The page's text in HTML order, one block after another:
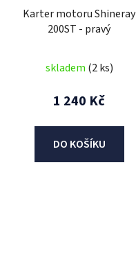
Karter motoru Shineray
200ST - pravý
skladem (2 ks)
1 240 Kč
DO KOŠÍKU